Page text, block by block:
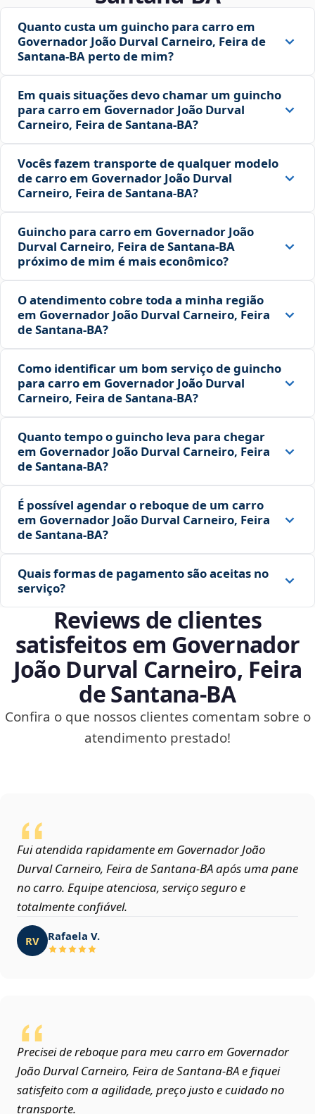
Quanto custa um guincho para carro em
Governador João Durval Carneiro, Feira de
Santana‑BA perto de mim?
Em quais situações devo chamar um guincho
para carro em Governador João Durval
Carneiro, Feira de Santana‑BA?
Vocês fazem transporte de qualquer modelo
de carro em Governador João Durval
Carneiro, Feira de Santana‑BA?
Guincho para carro em Governador João
Durval Carneiro, Feira de Santana‑BA
próximo de mim é mais econômico?
O atendimento cobre toda a minha região
em Governador João Durval Carneiro, Feira
de Santana‑BA?
Como identificar um bom serviço de guincho
para carro em Governador João Durval
Carneiro, Feira de Santana‑BA?
Quanto tempo o guincho leva para chegar
em Governador João Durval Carneiro, Feira
de Santana‑BA?
É possível agendar o reboque de um carro
em Governador João Durval Carneiro, Feira
de Santana‑BA?
Quais formas de pagamento são aceitas no
serviço?
Reviews de clientes
satisfeitos em Governador
João Durval Carneiro, Feira
de Santana‑BA
Confira o que nossos clientes comentam sobre o
atendimento prestado!
Fui atendida rapidamente em Governador João
Durval Carneiro, Feira de Santana‑BA após uma pane
no carro. Equipe atenciosa, serviço seguro e
totalmente confiável.
RV Rafaela V.
Precisei de reboque para meu carro em Governador
João Durval Carneiro, Feira de Santana‑BA e fiquei
satisfeito com a agilidade, preço justo e cuidado no
transporte.